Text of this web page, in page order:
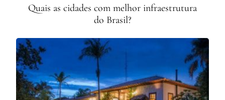
Quais as cidades com melhor infraestrutura
do Brasil?